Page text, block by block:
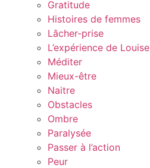
Gratitude
Histoires de femmes
Lâcher-prise
L’expérience de Louise
Méditer
Mieux-être
Naitre
Obstacles
Ombre
Paralysée
Passer à l’action
Peur